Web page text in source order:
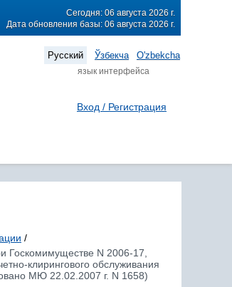
Сегодня: 06 августа 2026 г.
Дата обновления базы: 06 августа 2026 г.
Русский Ўзбекча O'zbekcha
язык интерфейса
Вход / Регистрация
/
Госкомимуществе N 2006-17,
клирингового обслуживания
МЮ 22.02.2007 г. N 1658)